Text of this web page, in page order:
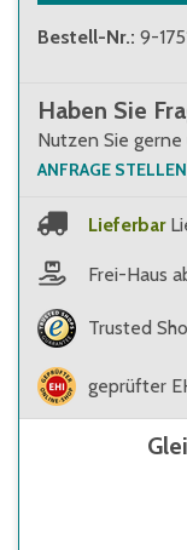
Bestell-Nr.: 9-
Haben Sie
Nutzen Sie
ANFRAGE STELLEN
Lieferbar
Frei-Haus
Trusted
geprüfter